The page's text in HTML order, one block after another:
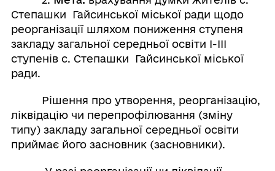
Степашки Гайсинської міської ради щодо
реорганізації шляхом пониження ступеня
закладу загальної середньої освіти І-ІІІ
ступенів с. Степашки Гайсинської міської
ради.
Рішення про утворення, реорганізацію,
ліквідацію чи перепрофілювання (зміну
типу) закладу загальної середньої освіти
приймає його засновник (засновники).